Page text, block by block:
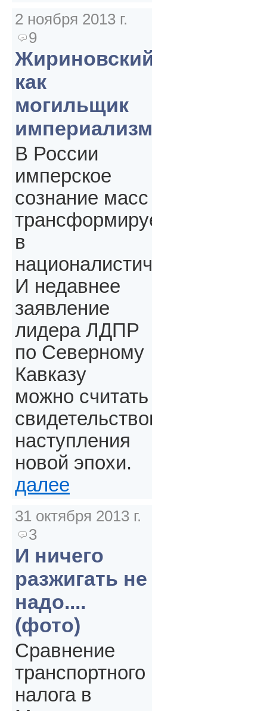
2 ноября 2013 г.
9
Жириновский
как
могильщик
империализма
В России
имперское
сознание масс
трансформируется
в
националистическое.
И недавнее
заявление
лидера ЛДПР
по Северному
Кавказу
можно считать
свидетельством
наступления
новой эпохи.
далее
31 октября 2013 г.
3
И ничего
разжигать не
надо....
(фото)
Сравнение
транспортного
налога в